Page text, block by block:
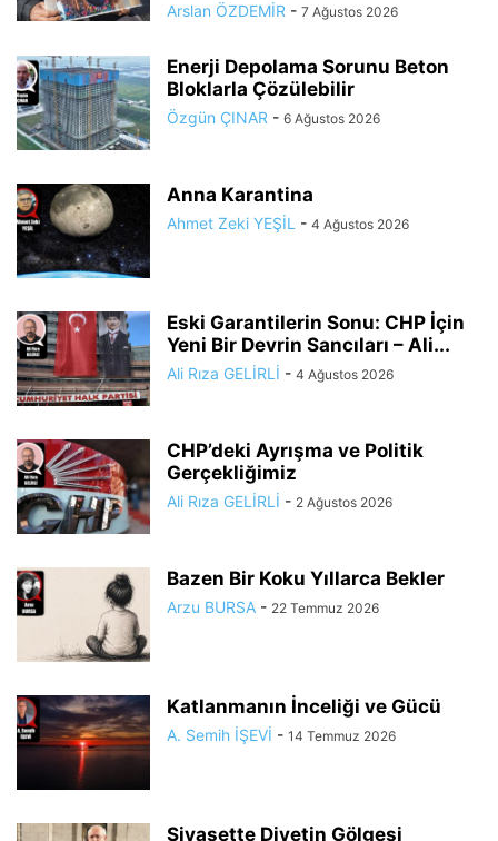
Arslan ÖZDEMİR - 7 Ağustos 2026
Enerji Depolama Sorunu Beton
Bloklarla Çözülebilir
Özgün ÇINAR - 6 Ağustos 2026
Anna Karantina
Ahmet Zeki YEŞİL - 4 Ağustos 2026
Eski Garantilerin Sonu: CHP İçin
Yeni Bir Devrin Sancıları – Ali...
Ali Rıza GELİRLİ - 4 Ağustos 2026
CHP’deki Ayrışma ve Politik
Gerçekliğimiz
Ali Rıza GELİRLİ - 2 Ağustos 2026
Bazen Bir Koku Yıllarca Bekler
Arzu BURSA - 22 Temmuz 2026
Katlanmanın İnceliği ve Gücü
A. Semih İŞEVİ - 14 Temmuz 2026
Siyasette Diyetin Gölgesi